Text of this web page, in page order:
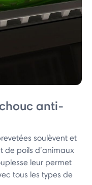
anti-
soulèvent et
de poils d’animaux
leur permet
tous les types de